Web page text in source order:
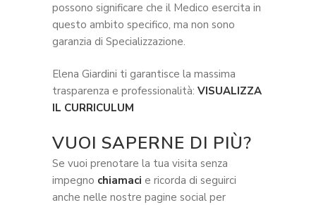
possono significare che il Medico esercita in
questo ambito specifico, ma non sono
garanzia di Specializzazione.
Elena Giardini ti garantisce la massima
trasparenza e professionalità: VISUALIZZA
IL CURRICULUM
VUOI SAPERNE DI PIÙ?
Se vuoi prenotare la tua visita senza
impegno chiamaci e ricorda di seguirci
anche nelle nostre pagine social per